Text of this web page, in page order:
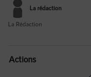
La rédaction
La Rédaction
Actions